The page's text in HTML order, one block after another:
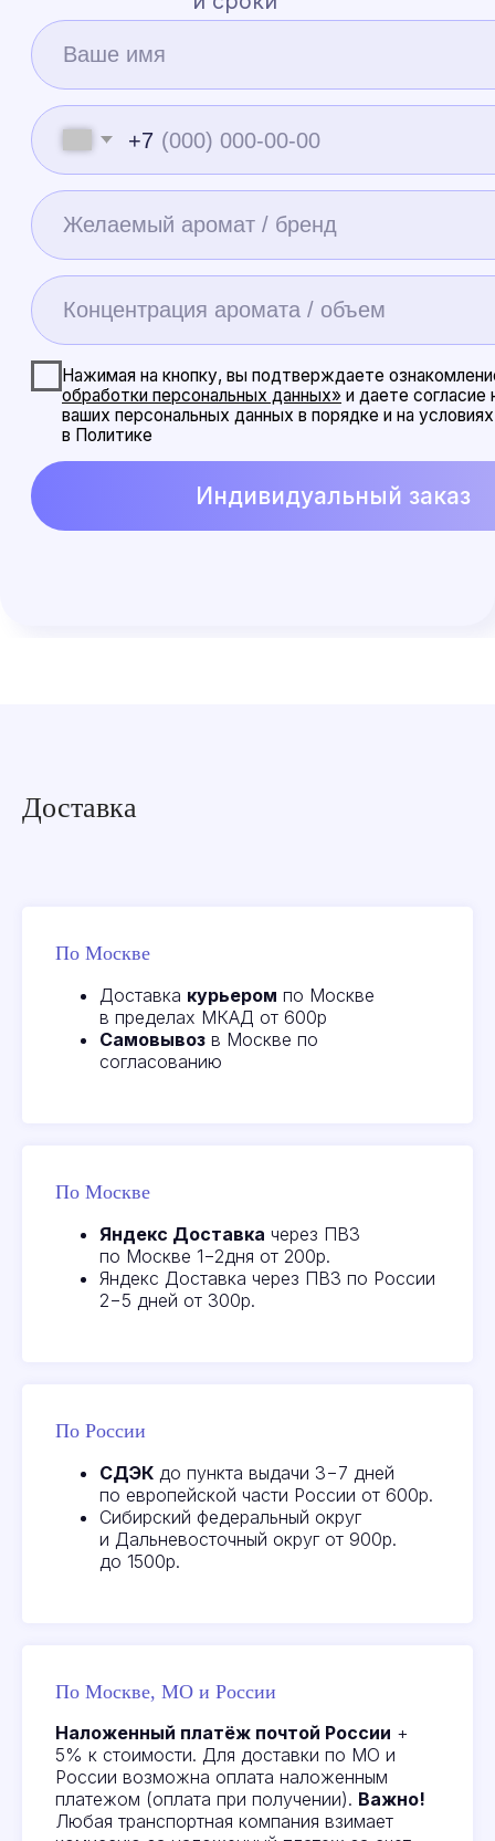
Доставка
По Москве
Доставка курьером по Москве
в пределах МКАД от 600р
Самовывоз в Москве по
согласованию
По Москве
Яндекс Доставка через ПВЗ
по Москве 1−2дня от 200р.
Яндекс Доставка через ПВЗ по России
2−5 дней от 300р.
По России
СДЭК до пункта выдачи 3−7 дней
по европейской части России от 600р.
Сибирский федеральный округ
и Дальневосточный округ от 900р.
до 1500р.
По Москве, МО и России
Наложенный платёж почтой России +
5% к стоимости. Для доставки по МО и
России возможна оплата наложенным
платежом (оплата при получении). Важно!
Любая транспортная компания взимает
Все отзывы
Отзывынаших
клиентов